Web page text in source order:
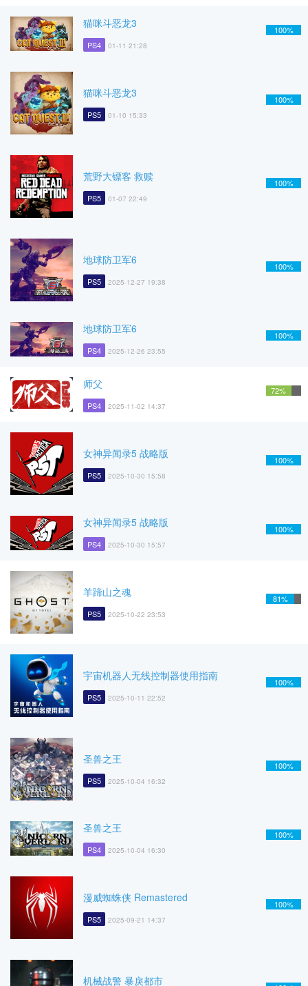
猫咪斗恶龙3
PS4 01-11 21:28
100%
猫咪斗恶龙3
PS5 01-10 15:33
100%
荒野大镖客 救赎
PS5 01-07 22:49
100%
地球防卫军6
PS5 2025-12-27 19:38
100%
地球防卫军6
PS4 2025-12-26 23:55
100%
师父
PS4 2025-11-02 14:37
72%
女神异闻录5 战略版
PS5 2025-10-30 15:58
100%
女神异闻录5 战略版
PS4 2025-10-30 15:57
100%
羊蹄山之魂
PS5 2025-10-22 23:53
81%
宇宙机器人无线控制器使用指南
PS5 2025-10-11 22:52
100%
圣兽之王
PS5 2025-10-04 16:32
100%
圣兽之王
PS4 2025-10-04 16:30
100%
漫威蜘蛛侠 Remastered
PS5 2025-09-21 14:37
100%
机械战警 暴戾都市